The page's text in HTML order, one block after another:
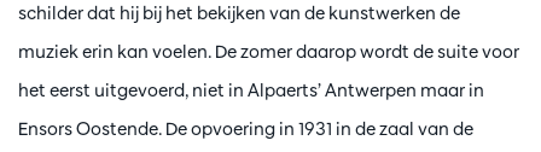
schilder dat hij bij het bekijken van de kunstwerken de
muziek erin kan voelen. De zomer daarop wordt de suite voor
het eerst uitgevoerd, niet in Alpaerts’ Antwerpen maar in
Ensors Oostende. De opvoering in 1931 in de zaal van de